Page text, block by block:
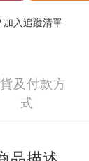
加入追蹤清單
及付款方
式